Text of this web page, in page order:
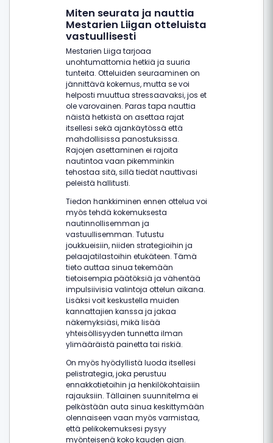
Miten seurata ja nauttia
Mestarien Liigan otteluista
vastuullisesti
Mestarien Liiga tarjoaa
unohtumattomia hetkiä ja suuria
tunteita. Otteluiden seuraaminen on
jännittävä kokemus, mutta se voi
helposti muuttua stressaavaksi, jos et
ole varovainen. Paras tapa nauttia
näistä hetkistä on asettaa rajat
itsellesi sekä ajankäytössä että
mahdollisissa panostuksissa.
Rajojen asettaminen ei rajoita
nautintoa vaan pikemminkin
tehostaa sitä, sillä tiedät nauttivasi
peleistä hallitusti.
Tiedon hankkiminen ennen ottelua voi
myös tehdä kokemuksesta
nautinnollisemman ja
vastuullisemman. Tutustu
joukkueisiin, niiden strategioihin ja
pelaajatilastoihin etukäteen. Tämä
tieto auttaa sinua tekemään
tietoisempia päätöksiä ja vähentää
impulsiivisia valintoja ottelun aikana.
Lisäksi voit keskustella muiden
kannattajien kanssa ja jakaa
näkemyksiäsi, mikä lisää
yhteisöllisyyden tunnetta ilman
ylimääräistä painetta tai riskiä.
On myös hyödyllistä luoda itsellesi
pelistrategia, joka perustuu
ennakkotietoihin ja henkilökohtaisiin
rajauksiin. Tällainen suunnitelma ei
pelkästään auta sinua keskittymään
olennaiseen vaan myös varmistaa,
että pelikokemuksesi pysyy
myönteisenä koko kauden ajan.